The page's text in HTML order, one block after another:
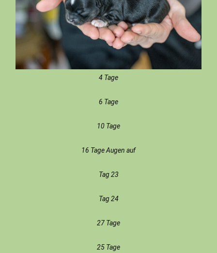
4 Tage
6 Tage
10 Tage
16 Tage Augen auf
Tag 23
Tag 24
27 Tage
25 Tage